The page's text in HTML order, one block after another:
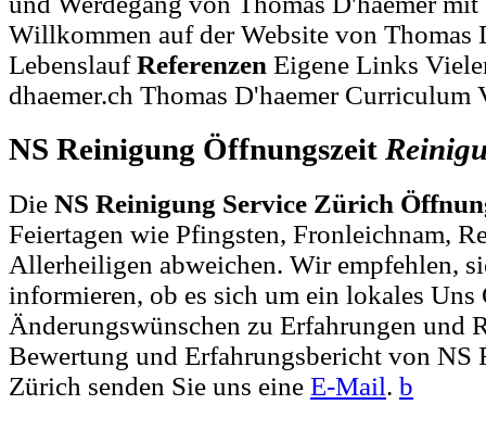
Willkommen auf der Website von Thomas
LebenslaufReferenzen Eigene Links
dhaemer.ch Thomas D'haemer Curriculum
NS Reinigung Öffnungszeit
Die NS Reinigung Service Zürich
Feiertagen wie Pfingsten, Fronleichnam,
Allerheiligen abweichen. Wir empfehlen,
informieren, ob es sich um ein lokales Uns
Änderungswünschen zu Erfahrungen und
Bewertung und Erfahrungsbericht von NS
Zürich senden Sie uns eine E-Mail. b